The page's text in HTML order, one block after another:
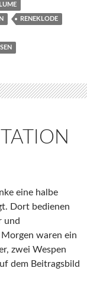
RENEKLODE
eine halbe
Dort bedienen
und
waren ein
zwei Wespen
dem Beitragsbild